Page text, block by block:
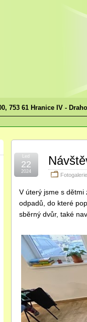
753 61 Hranice IV -
Led
22
2024
V úterý jsme s
odpadů, do které
sběrný dvůr, také